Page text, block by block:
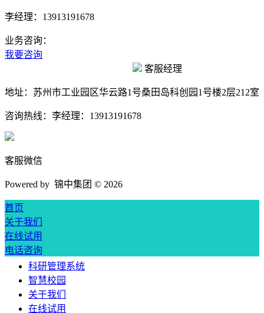
李经理：13913191678
业务咨询：
我要咨询
客服经理
地址： 苏州市工业园区华云路1号桑田岛科创园1号楼2层212室
咨询热线： 李经理：13913191678
客服微信
Powered by 锦中集团 © 2026
首页
关于我们
在线试用
电话咨询
科研管理系统
智慧校园
关于我们
在线试用